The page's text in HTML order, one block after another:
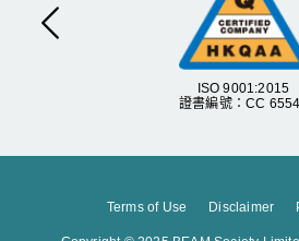
ISO 9001:2015
證書編號：CC 6554
上一頁
Terms of Use Disclaimer